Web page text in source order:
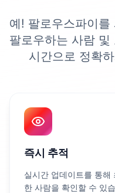
예! 팔로우스파이
팔로우하는 사람 및
시간으로 정확
즉시 추적
실시간 업데이트를 통해
한 사람을 확인할 수 있